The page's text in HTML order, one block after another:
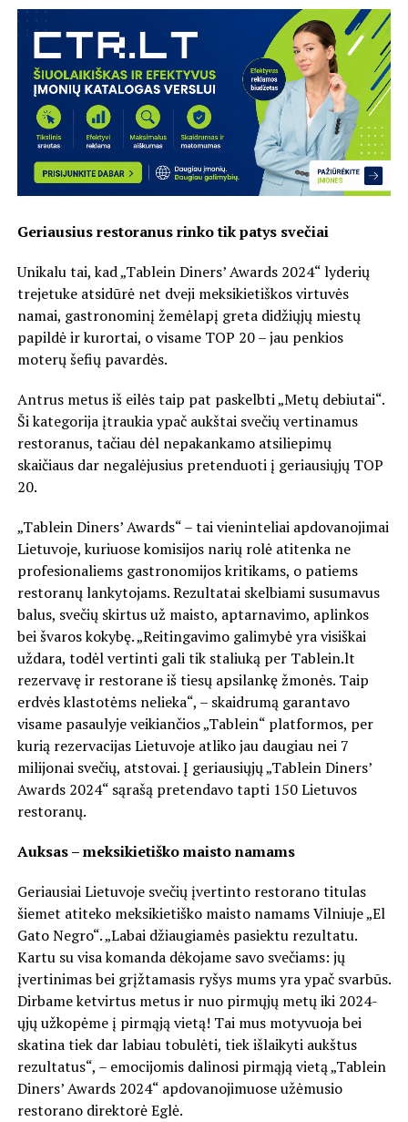
Geriausius restoranus rinko tik patys svečiai
Unikalu tai, kad „Tablein Diners’ Awards 2024“ lyderių
trejetuke atsidūrė net dveji meksikietiškos virtuvės
namai, gastronominį žemėlapį greta didžiųjų miestų
papildė ir kurortai, o visame TOP 20 – jau penkios
moterų šefių pavardės.
Antrus metus iš eilės taip pat paskelbti „Metų debiutai“.
Ši kategorija įtraukia ypač aukštai svečių vertinamus
restoranus, tačiau dėl nepakankamo atsiliepimų
skaičiaus dar negalėjusius pretenduoti į geriausiųjų TOP
20.
„Tablein Diners’ Awards“ – tai vieninteliai apdovanojimai
Lietuvoje, kuriuose komisijos narių rolė atitenka ne
profesionaliems gastronomijos kritikams, o patiems
restoranų lankytojams. Rezultatai skelbiami susumavus
balus, svečių skirtus už maisto, aptarnavimo, aplinkos
bei švaros kokybę. „Reitingavimo galimybė yra visiškai
uždara, todėl vertinti gali tik staliuką per Tablein.lt
rezervavę ir restorane iš tiesų apsilankę žmonės. Taip
erdvės klastotėms nelieka“, – skaidrumą garantavo
visame pasaulyje veikiančios „Tablein“ platformos, per
kurią rezervacijas Lietuvoje atliko jau daugiau nei 7
milijonai svečių, atstovai. Į geriausiųjų „Tablein Diners’
Awards 2024“ sąrašą pretendavo tapti 150 Lietuvos
restoranų.
Auksas – meksikietiško maisto namams
Geriausiai Lietuvoje svečių įvertinto restorano titulas
šiemet atiteko meksikietiško maisto namams Vilniuje „El
Gato Negro“. „Labai džiaugiamės pasiektu rezultatu.
Kartu su visa komanda dėkojame savo svečiams: jų
įvertinimas bei grįžtamasis ryšys mums yra ypač svarbūs.
Dirbame ketvirtus metus ir nuo pirmųjų metų iki 2024-
ųjų užkopėme į pirmąją vietą! Tai mus motyvuoja bei
skatina tiek dar labiau tobulėti, tiek išlaikyti aukštus
rezultatus“, – emocijomis dalinosi pirmąją vietą „Tablein
Diners’ Awards 2024“ apdovanojimuose užėmusio
restorano direktorė Eglė.